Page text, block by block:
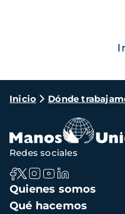
Ruta
navegación
Inicio Dónde
Navegación
principal
Quienes somos
Qué hacemos
Redes sociales